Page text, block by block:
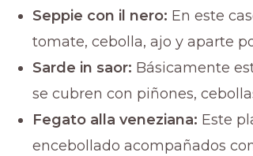
Seppie con il nero: En este
tomate, cebolla, ajo y aparte
Sarde in saor: Básicamente
se cubren con piñones,
Fegato alla veneziana: Este
encebollado acompañados